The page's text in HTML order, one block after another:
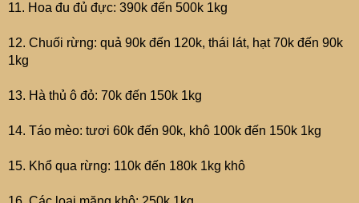
11. Hoa đu đủ đực: 390k đến 500k 1kg
12. Chuối rừng: quả 90k đến 120k, thái lát, hạt 70k đến 90k
1kg
13. Hà thủ ô đỏ: 70k đến 150k 1kg
14. Táo mèo: tươi 60k đến 90k, khô 100k đến 150k 1kg
15. Khổ qua rừng: 110k đến 180k 1kg khô